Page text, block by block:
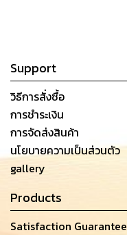
Support
วิธีการสั่งซื้อ
การชำระเงิน
การจัดส่งสินค้า
นโยบายความเป็นส่วนตัว
gallery
Products
Satisfaction Guarantee